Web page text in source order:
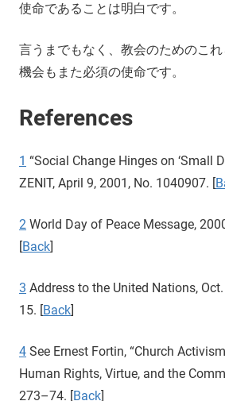
使命であることは明白です。
言うまでもなく、教会のためのこ
機会もまた必須の使命です。
References
1 “Social Change Hinges on ‘Small
ZENIT, April 9, 2001, No. 1040907. [
2 World Day of Peace Message,
[Back]
3 Address to the United Nations,
15. [Back]
4 See Ernest Fortin, “Church
Human Rights, Virtue, and the
273–74. [Back]